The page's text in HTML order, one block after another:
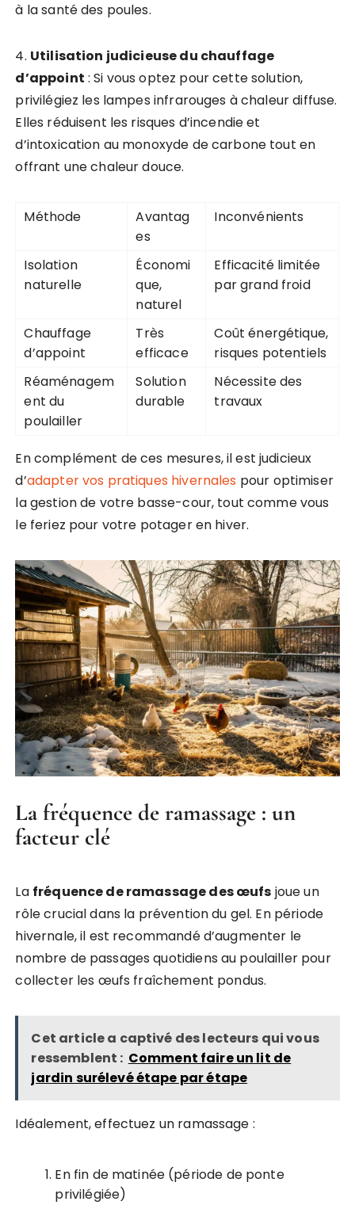
à la santé des poules.
4. Utilisation judicieuse du chauffage
d’appoint : Si vous optez pour cette solution,
privilégiez les lampes infrarouges à chaleur diffuse.
Elles réduisent les risques d’incendie et
d’intoxication au monoxyde de carbone tout en
offrant une chaleur douce.
Méthode
Avantag
es
Inconvénients
Isolation
naturelle
Économi
que,
naturel
Efficacité limitée
par grand froid
Chauffage
d’appoint
Très
efficace
Coût énergétique,
risques potentiels
Réaménagem
ent du
poulailler
Solution
durable
Nécessite des
travaux
En complément de ces mesures, il est judicieux
d’adapter vos pratiques hivernales pour optimiser
la gestion de votre basse-cour, tout comme vous
le feriez pour votre potager en hiver.
La fréquence de ramassage : un
facteur clé
La fréquence de ramassage des œufs joue un
rôle crucial dans la prévention du gel. En période
hivernale, il est recommandé d’augmenter le
nombre de passages quotidiens au poulailler pour
collecter les œufs fraîchement pondus.
Cet article a captivé des lecteurs qui vous
ressemblent : Comment faire un lit de
jardin surélevé étape par étape
Idéalement, effectuez un ramassage :
En fin de matinée (période de ponte
privilégiée)